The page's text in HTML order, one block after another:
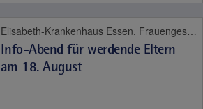
Elisabeth-Krankenhaus Essen, Frauengesundheit, Geburt
Info-Abend für werdende Eltern
am 18. August